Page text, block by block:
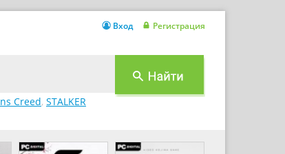
Creed, STALKER
Вход Регистрация